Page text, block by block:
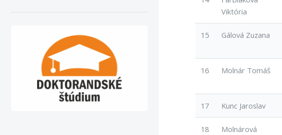
Viktória
15 Gálová Zuzana
16 Molnár Tomáš
17 Kunc Jaroslav
18
Molnárová